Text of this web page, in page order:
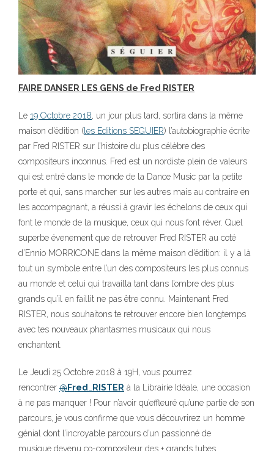
FAIRE DANSER LES GENS de Fred RISTER
Le 19 Octobre 2018 , un jour plus tard, sortira dans la même
maison d’édition (les Editions SEGUIER) l’autobiographie écrite
par Fred RISTER sur l’histoire du plus célèbre des
compositeurs inconnus. Fred est un nordiste plein de valeurs
qui est entré dans le monde de la Dance Music par la petite
porte et qui, sans marcher sur les autres mais au contraire en
les accompagnant, a réussi à gravir les échelons de ceux qui
font le monde de la musique, ceux qui nous font réver. Quel
superbe évenement que de retrouver Fred RISTER au coté
d’Ennio MORRICONE dans la même maison d’édition: il y a là
tout un symbole entre l’un des compositeurs les plus connus
au monde et celui qui travailla tant dans l’ombre des plus
grands qu’il en faillit ne pas être connu. Maintenant Fred
RISTER, nous souhaitons te retrouver encore bien longtemps
avec tes nouveaux phantasmes musicaux qui nous
enchantent.
Le Jeudi 25 Octobre 2018 à 19H, vous pourrez
rencontrer @Fred_RISTER à la Librairie Idéale, une occasion
à ne pas manquer ! Pour n’avoir qu’effleuré qu’une partie de son
parcours, je vous confirme que vous découvrirez un homme
génial dont l’incroyable parcours d’un passionné de
musique devenu co-compositeur des + grands tubes